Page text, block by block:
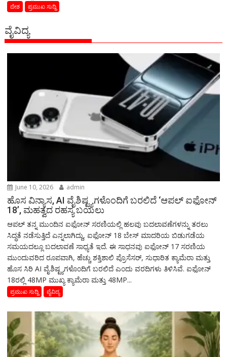
ದೇಶ ಪ್ರಮುಖ ಸುದ್ದಿ
ವೈವಿದ್ಯ
June 10, 2026 admin
ಹೊಸ ವಿನ್ಯಾಸ, AI ವೈಶಿಷ್ಟ್ಯಗಳೊಂದಿಗೆ ಬರಲಿದೆ ‘ಆಪಲ್ ಐಫೋನ್
18’, ಮಹತ್ವದ ರಹಸ್ಯ ಬಯಲು
ಆಪಲ್ ತನ್ನ ಮುಂದಿನ ಐಫೋನ್ ಸರಣಿಯಲ್ಲಿ ಹಲವು ಬದಲಾವಣೆಗಳನ್ನು ತರಲು
ಸಿದ್ಧತೆ ನಡೆಸುತ್ತಿದೆ ಎನ್ನಲಾಗಿದ್ದು, ಐಫೋನ್ 18 ಬೇಸ್ ಮಾದರಿಯ ಬಿಡುಗಡೆಯ
ಸಮಯದಲ್ಲೂ ಬದಲಾವಣೆ ಸಾಧ್ಯತೆ ಇದೆ. ಈ ಸಾಧನವು ಐಫೋನ್ 17 ಸರಣಿಯ
ಮುಂದುವರಿದ ರೂಪವಾಗಿ, ಹೆಚ್ಚು ಶಕ್ತಿಶಾಲಿ ಪ್ರೊಸೆಸರ್, ಸುಧಾರಿತ ಕ್ಯಾಮೆರಾ ಮತ್ತು
ಹೊಸ ಸಿರಿ AI ವೈಶಿಷ್ಟ್ಯಗಳೊಂದಿಗೆ ಬರಲಿದೆ ಎಂದು ವರದಿಗಳು ತಿಳಿಸಿವೆ. ಐಫೋನ್
18ರಲ್ಲಿ 48MP ಮುಖ್ಯ ಕ್ಯಾಮೆರಾ ಮತ್ತು 48MP...
ಪ್ರಮುಖ ಸುದ್ದಿ ವೈವಿದ್ಯ